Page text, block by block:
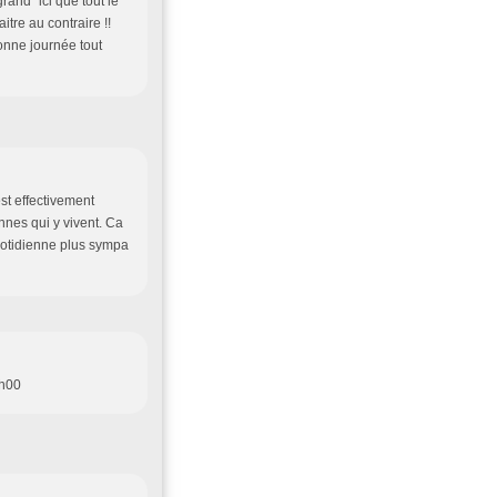
au contraire !!
journée tout
effectivement
qui y vivent. Ca
plus sympa